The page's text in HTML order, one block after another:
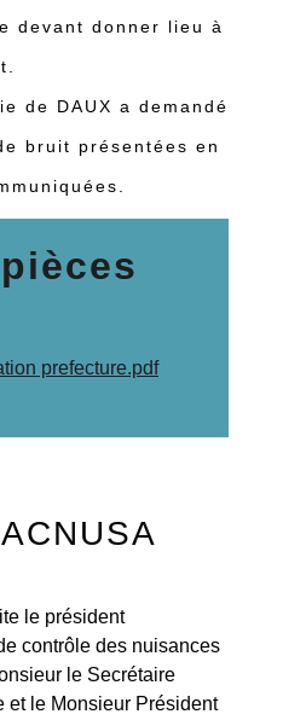
devant donner lieu à
de DAUX a demandé
bruit présentées en
prefecture.pdf
le président
contrôle des nuisances
le Secrétaire
et le Monsieur Président